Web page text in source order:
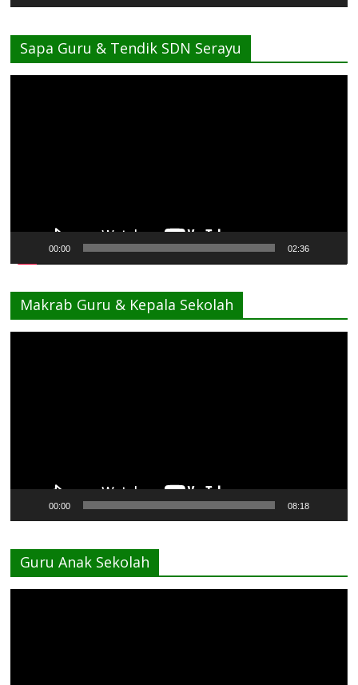
Sapa Guru & Tendik SDN Serayu
00:00 02:36
Makrab Guru & Kepala Sekolah
00:00 08:18
Guru Anak Sekolah